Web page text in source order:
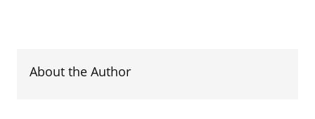
About the Author